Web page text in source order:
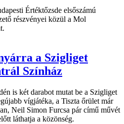
Értéktőzsde elsőszámú
részvényei közül a Mol
a Szigliget
Színház
is két darabot mutat be a Szigliget
vígjátéka, a Tiszta őrület már
Neil Simon Furcsa pár című művét
láthatja a közönség.